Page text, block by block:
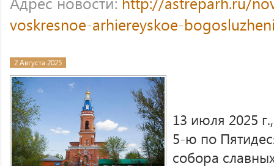
voskresnoe-arhiereyskoe-
2 Августа 2025
13 июля 2025
5-ю по
собора